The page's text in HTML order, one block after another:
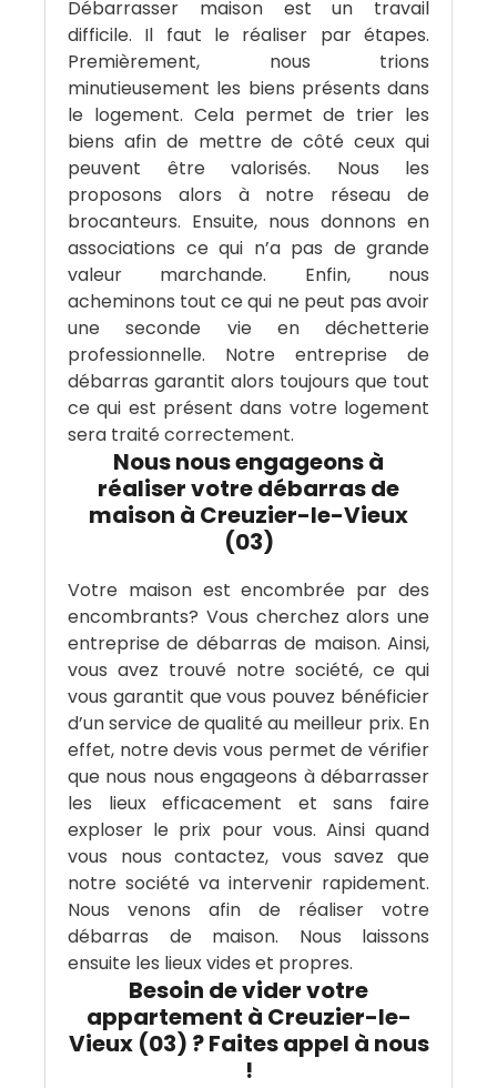
Débarrasser maison est un travail
difficile. Il faut le réaliser par étapes.
Premièrement, nous trions
minutieusement les biens présents dans
le logement. Cela permet de trier les
biens afin de mettre de côté ceux qui
peuvent être valorisés. Nous les
proposons alors à notre réseau de
brocanteurs. Ensuite, nous donnons en
associations ce qui n’a pas de grande
valeur marchande. Enfin, nous
acheminons tout ce qui ne peut pas avoir
une seconde vie en déchetterie
professionnelle. Notre entreprise de
débarras garantit alors toujours que tout
ce qui est présent dans votre logement
sera traité correctement.
Nous nous engageons à
réaliser votre débarras de
maison à Creuzier-le-Vieux
(03)
Votre maison est encombrée par des
encombrants? Vous cherchez alors une
entreprise de débarras de maison. Ainsi,
vous avez trouvé notre société, ce qui
vous garantit que vous pouvez bénéficier
d’un service de qualité au meilleur prix. En
effet, notre devis vous permet de vérifier
que nous nous engageons à débarrasser
les lieux efficacement et sans faire
exploser le prix pour vous. Ainsi quand
vous nous contactez, vous savez que
notre société va intervenir rapidement.
Nous venons afin de réaliser votre
débarras de maison. Nous laissons
ensuite les lieux vides et propres.
Besoin de vider votre
appartement à Creuzier-le-
Vieux (03) ? Faites appel à nous
!